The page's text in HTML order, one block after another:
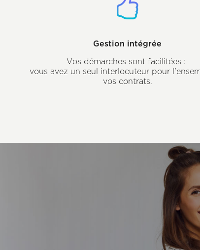
Gestion intégrée
Vos démarches sont facilitées :
vous avez un seul interlocuteur pour
vos contrats.